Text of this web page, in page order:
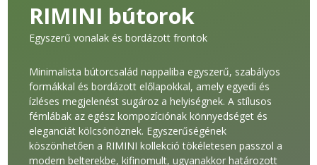
RIMINI bútorok
Egyszerű vonalak és bordázott frontok
Minimalista bútorcsalád nappaliba egyszerű, szabályos
formákkal és bordázott előlapokkal, amely egyedi és
ízléses megjelenést sugároz a helyiségnek. A stílusos
fémlábak az egész kompozíciónak könnyedséget és
eleganciát kölcsönöznek. Egyszerűségének
köszönhetően a RIMINI kollekció tökéletesen passzol a
modern belterekbe, kifinomult, ugyanakkor határozott